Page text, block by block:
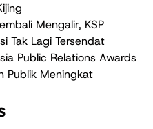
Mengalir, KSP
Tak Lagi Tersendat
Public Relations Awards
Publik Meningkat